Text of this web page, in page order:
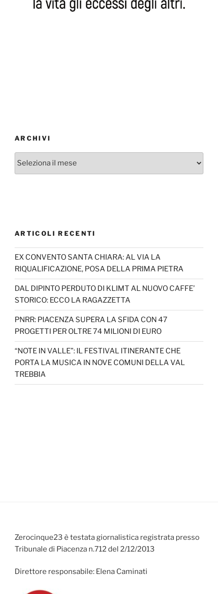
ARCHIVI
Archivi
ARTICOLI RECENTI
EX CONVENTO SANTA CHIARA: AL VIA LA
RIQUALIFICAZIONE, POSA DELLA PRIMA PIETRA
DAL DIPINTO PERDUTO DI KLIMT AL NUOVO CAFFE’
STORICO: ECCO LA RAGAZZETTA
PNRR: PIACENZA SUPERA LA SFIDA CON 47
PROGETTI PER OLTRE 74 MILIONI DI EURO
“NOTE IN VALLE”: IL FESTIVAL ITINERANTE CHE
PORTA LA MUSICA IN NOVE COMUNI DELLA VAL
TREBBIA
Zerocinque23 è testata giornalistica registrata presso
Tribunale di Piacenza n.712 del 2/12/2013
Direttore responsabile: Elena Caminati